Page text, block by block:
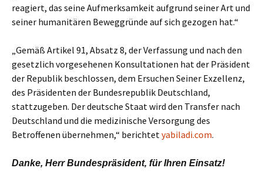
reagiert, das seine Aufmerksamkeit aufgrund seiner Art und
seiner humanitären Beweggründe auf sich gezogen hat.“
„Gemäß Artikel 91, Absatz 8, der Verfassung und nach den
gesetzlich vorgesehenen Konsultationen hat der Präsident
der Republik beschlossen, dem Ersuchen Seiner Exzellenz,
des Präsidenten der Bundesrepublik Deutschland,
stattzugeben. Der deutsche Staat wird den Transfer nach
Deutschland und die medizinische Versorgung des
Betroffenen übernehmen,“ berichtetyabiladi.com.
Danke, Herr Bundespräsident, für Ihren Einsatz!